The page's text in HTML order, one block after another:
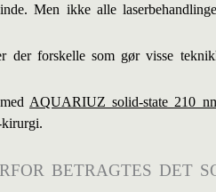
Men ikke alle
forskelle som gør visse
med AQUARIUZ solid-state 210
BETRAGTES DET